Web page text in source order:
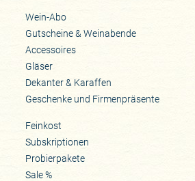
Wein-Abo
Gutscheine & Weinabende
Accessoires
Gläser
Dekanter & Karaffen
Geschenke und Firmenpräsente
Feinkost
Subskriptionen
Probierpakete
Sale %